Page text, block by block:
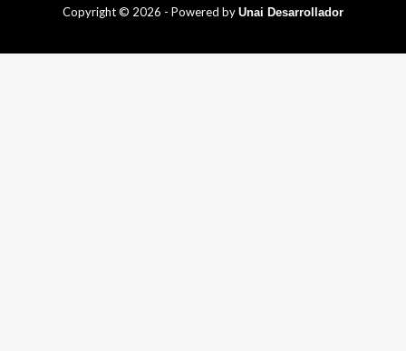
Copyright © 2026 - Powered by Unai Desarrollador